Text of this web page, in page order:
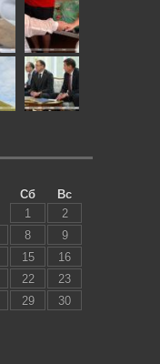
Сб
Вс
1
2
8
9
15
16
22
23
29
30